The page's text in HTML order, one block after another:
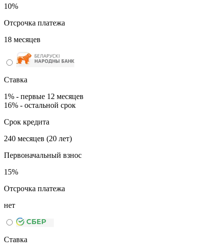
10%
Отсрочка платежа
18 месяцев
Ставка
1% - первые 12 месяцев
16% - остальной срок
Срок кредита
240 месяцев (20 лет)
Первоначальный взнос
15%
Отсрочка платежа
нет
Ставка